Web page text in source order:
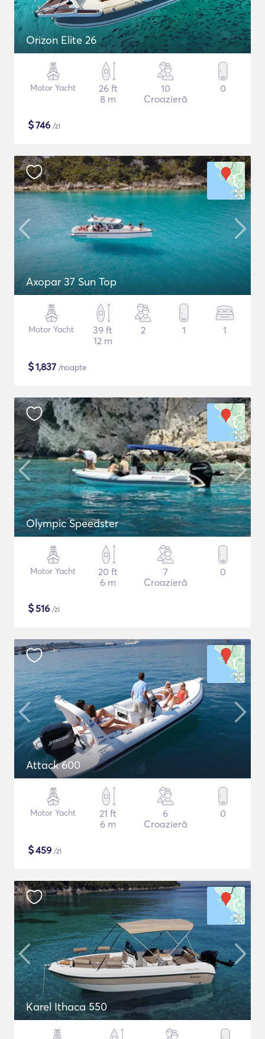
Orizon Elite 26
Motor Yacht
26 ft
8 m
10
Croazieră
0
$746 /zi
Axopar 37 Sun Top
Motor Yacht
39 ft
12 m
2 1 1
$1,837 /noapte
Olympic Speedster
Motor Yacht
20 ft
6 m
7
Croazieră
0
$516 /zi
Attack 600
Motor Yacht
21 ft
6 m
6
Croazieră
0
$459 /zi
Karel Ithaca 550